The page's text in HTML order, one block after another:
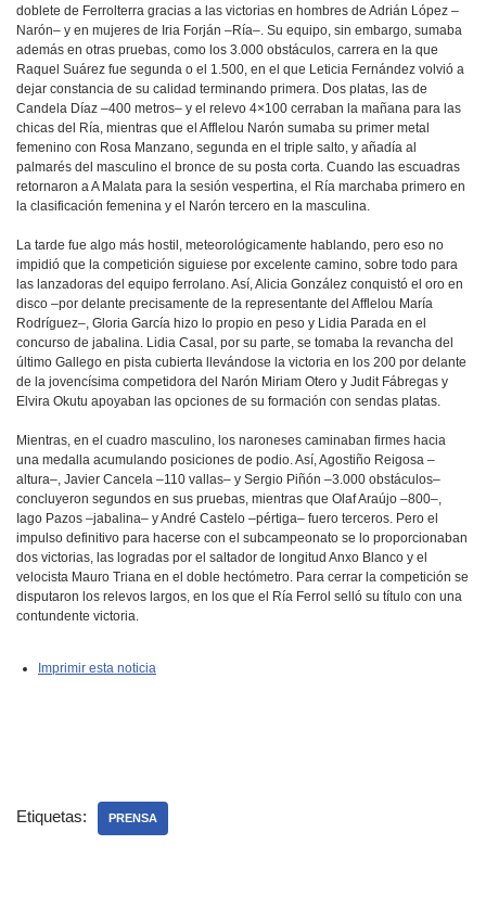
doblete de Ferrolterra gracias a las victorias en hombres de Adrián López –
Narón– y en mujeres de Iria Forján –Ría–. Su equipo, sin embargo, sumaba
además en otras pruebas, como los 3.000 obstáculos, carrera en la que
Raquel Suárez fue segunda o el 1.500, en el que Leticia Fernández volvió a
dejar constancia de su calidad terminando primera. Dos platas, las de
Candela Díaz –400 metros– y el relevo 4×100 cerraban la mañana para las
chicas del Ría, mientras que el Afflelou Narón sumaba su primer metal
femenino con Rosa Manzano, segunda en el triple salto, y añadía al
palmarés del masculino el bronce de su posta corta. Cuando las escuadras
retornaron a A Malata para la sesión vespertina, el Ría marchaba primero en
la clasificación femenina y el Narón tercero en la masculina.
La tarde fue algo más hostil, meteorológicamente hablando, pero eso no
impidió que la competición siguiese por excelente camino, sobre todo para
las lanzadoras del equipo ferrolano. Así, Alicia González conquistó el oro en
disco –por delante precisamente de la representante del Afflelou María
Rodríguez–, Gloria García hizo lo propio en peso y Lidia Parada en el
concurso de jabalina. Lidia Casal, por su parte, se tomaba la revancha del
último Gallego en pista cubierta llevándose la victoria en los 200 por delante
de la jovencísima competidora del Narón Miriam Otero y Judit Fábregas y
Elvira Okutu apoyaban las opciones de su formación con sendas platas.
Mientras, en el cuadro masculino, los naroneses caminaban firmes hacia
una medalla acumulando posiciones de podio. Así, Agostiño Reigosa –
altura–, Javier Cancela –110 vallas– y Sergio Piñón –3.000 obstáculos–
concluyeron segundos en sus pruebas, mientras que Olaf Araújo –800–,
Iago Pazos –jabalina– y André Castelo –pértiga– fuero terceros. Pero el
impulso definitivo para hacerse con el subcampeonato se lo proporcionaban
dos victorias, las logradas por el saltador de longitud Anxo Blanco y el
velocista Mauro Triana en el doble hectómetro. Para cerrar la competición se
disputaron los relevos largos, en los que el Ría Ferrol selló su título con una
contundente victoria.
Imprimir esta noticia
Etiquetas: PRENSA